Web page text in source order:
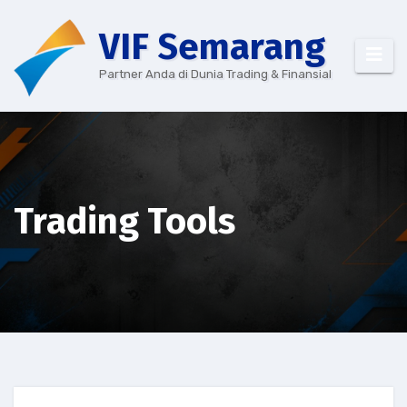
VIF Semarang
Partner Anda di Dunia Trading & Finansial
Trading Tools